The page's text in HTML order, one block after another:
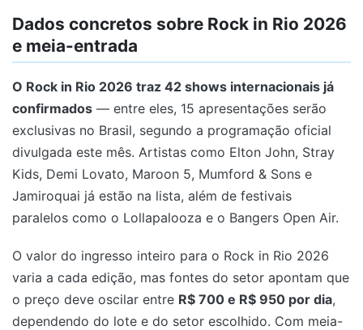
Dados concretos sobre Rock in Rio 2026
e meia-entrada
O Rock in Rio 2026 traz 42 shows internacionais já
confirmados — entre eles, 15 apresentações serão
exclusivas no Brasil, segundo a programação oficial
divulgada este mês. Artistas como Elton John, Stray
Kids, Demi Lovato, Maroon 5, Mumford & Sons e
Jamiroquai já estão na lista, além de festivais
paralelos como o Lollapalooza e o Bangers Open Air.
O valor do ingresso inteiro para o Rock in Rio 2026
varia a cada edição, mas fontes do setor apontam que
o preço deve oscilar entre R$ 700 e R$ 950 por dia,
dependendo do lote e do setor escolhido. Com meia-